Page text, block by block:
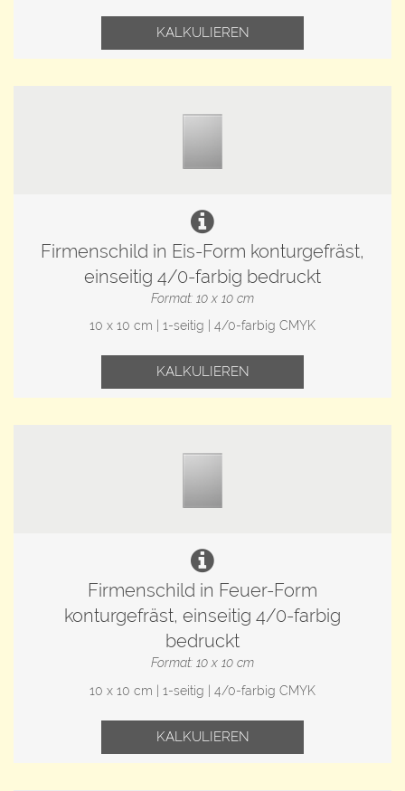
KALKULIEREN
Firmenschild in Eis-Form konturgefräst,
einseitig 4/0-farbig bedruckt
Format: 10 x 10 cm
10 x 10 cm | 1-seitig | 4/0-farbig CMYK
KALKULIEREN
Firmenschild in Feuer-Form
konturgefräst, einseitig 4/0-farbig
bedruckt
Format: 10 x 10 cm
10 x 10 cm | 1-seitig | 4/0-farbig CMYK
KALKULIEREN